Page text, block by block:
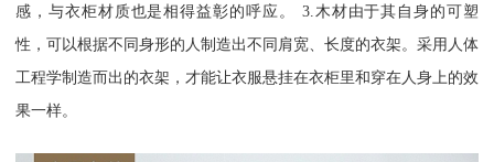
感，与衣柜材质也是相得益彰的呼应。
3.木材由于其自身的可塑
性，可以根据不同身形的人制造出不同肩宽、长度的衣架。采用人体
工程学制造而出的衣架，才能让衣服悬挂在衣柜里和穿在人身上的效
果一样。